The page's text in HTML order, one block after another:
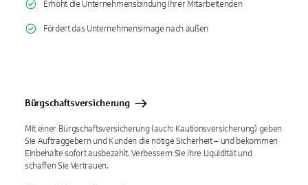
Erhöht die Unternehmensbindung Ihrer Mitarbeitenden
Fördert das Unternehmensimage nach außen
Bürgschaftsversicherung
Mit einer Bürgschaftsversicherung (auch: Kautionsversicherung) geben
Sie Auftraggebern und Kunden die nötige Sicherheit – und bekommen
Einbehalte sofort ausbezahlt. Verbessern Sie Ihre Liquidität und
schaffen Sie Vertrauen.